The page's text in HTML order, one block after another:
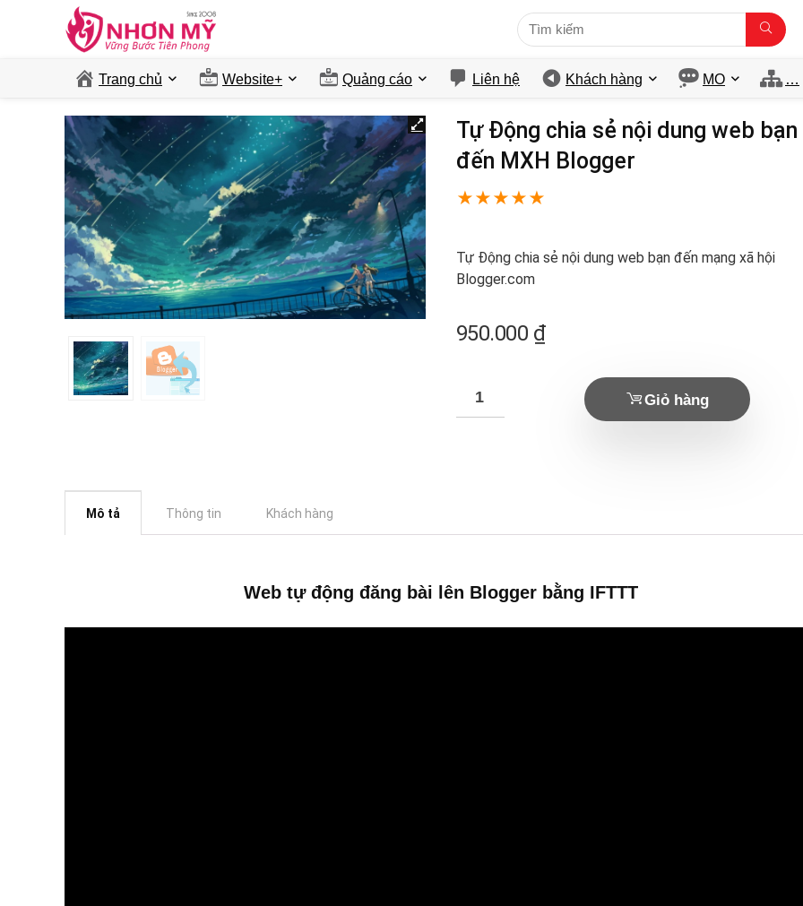
Trang chủ Website+ Quảng cáo Liên hệ Khách hàng MO …
Tự Động chia sẻ nội dung web bạn
đến MXH Blogger
★★★★★
Tự Động chia sẻ nội dung web bạn đến mạng xã hội
Blogger.com
950.000 ₫
Giỏ hàng
Mô tả Thông tin Khách hàng
Web tự động đăng bài lên Blogger bằng IFTTT